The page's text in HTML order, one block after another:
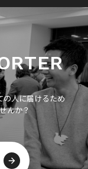
の人に届けるため
んか？